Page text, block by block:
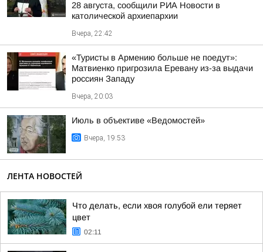
28 августа, сообщили РИА Новости в
католической архиепархии
Вчера, 22:42
«Туристы в Армению больше не поедут»:
Матвиенко пригрозила Еревану из-за выдачи
россиян Западу
Вчера, 20:03
Июль в объективе «Ведомостей»
Вчера, 19:53
ЛЕНТА НОВОСТЕЙ
Что делать, если хвоя голубой ели теряет
цвет
02:11